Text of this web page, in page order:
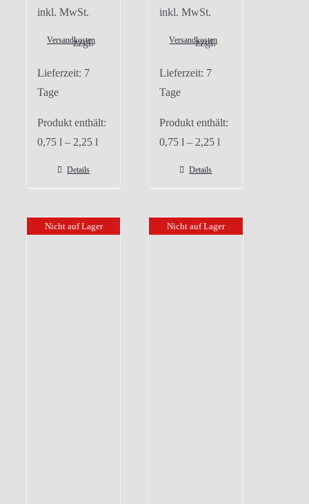
inkl. MwSt.
zzgl.
Versandkosten
Lieferzeit: 7
Tage
Produkt enthält:
0,75 l– 2,25 l
Details
inkl. MwSt.
zzgl.
Versandkosten
Lieferzeit: 7
Tage
Produkt enthält:
0,75l – 2,25l
Details
Nicht auf Lager Nicht auf Lager